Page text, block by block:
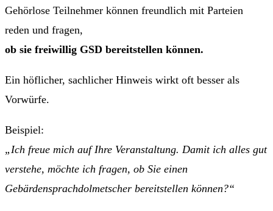
Gehörlose Teilnehmer können freundlich mit Parteien
reden und fragen,
ob sie freiwillig GSD bereitstellen können.
Ein höflicher, sachlicher Hinweis wirkt oft besser als
Vorwürfe.
Beispiel:
„Ich freue mich auf Ihre Veranstaltung. Damit ich alles gut
verstehe, möchte ich fragen, ob Sie einen
Gebärdensprachdolmetscher bereitstellen können?“